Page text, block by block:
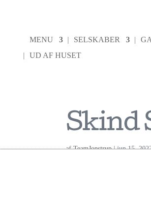
MENU SELSKABER
UD AF HUSET
Skind
afTeamJonstrup|jun 15,